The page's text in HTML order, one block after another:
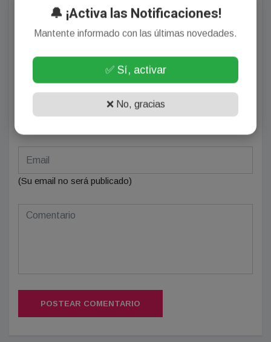
Deja tu comentario
(Su email no será publicado)
POSTEAR COMENTARIO
🔔 ¡Activa las Notificaciones!
Mantente informado con las últimas novedades.
✅ Sí, activar
❌ No, gracias